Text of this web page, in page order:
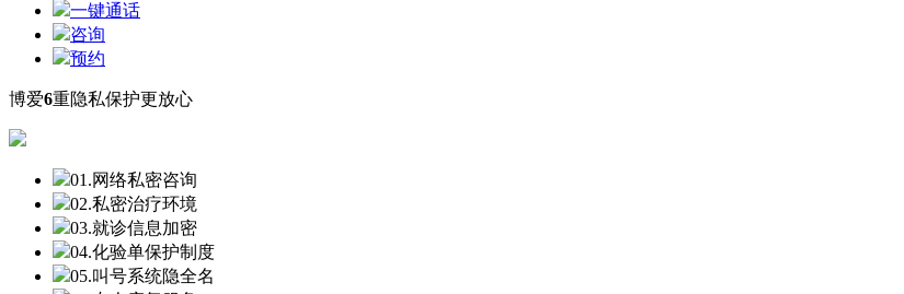
一键通话
咨询
预约
博爱6重隐私保护更放心
01.网络私密咨询
02.私密治疗环境
03.就诊信息加密
04.化验单保护制度
05.叫号系统隐全名